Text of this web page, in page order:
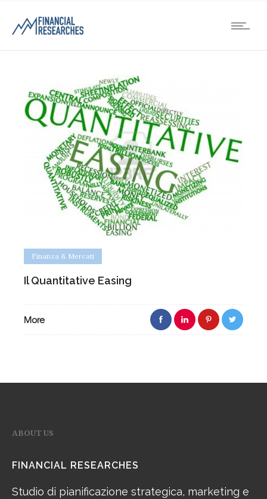
Finanza & Mercati
Il Quantitative Easing
More
ABOUT US
FINANCIAL RESEARCHES
Studio di pianificazione strategica, marketing e